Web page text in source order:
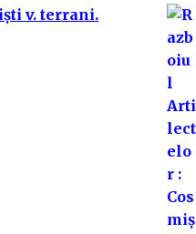
v. terrani.